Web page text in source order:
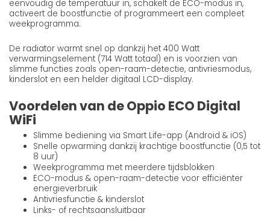
eenvoudig de temperatuur in, schakelt de ECO-modus in,
activeert de boostfunctie of programmeert een compleet
weekprogramma.
De radiator warmt snel op dankzij het 400 Watt
verwarmingselement (714 Watt totaal) en is voorzien van
slimme functies zoals open-raam-detectie, antivriesmodus,
kinderslot en een helder digitaal LCD-display.
Voordelen van de Oppio ECO Digital
WiFi
Slimme bediening via Smart Life-app (Android & iOS)
Snelle opwarming dankzij krachtige boostfunctie (0,5 tot
8 uur)
Weekprogramma met meerdere tijdsblokken
ECO-modus & open-raam-detectie voor efficiënter
energieverbruik
Antivriesfunctie & kinderslot
Links- of rechtsaansluitbaar